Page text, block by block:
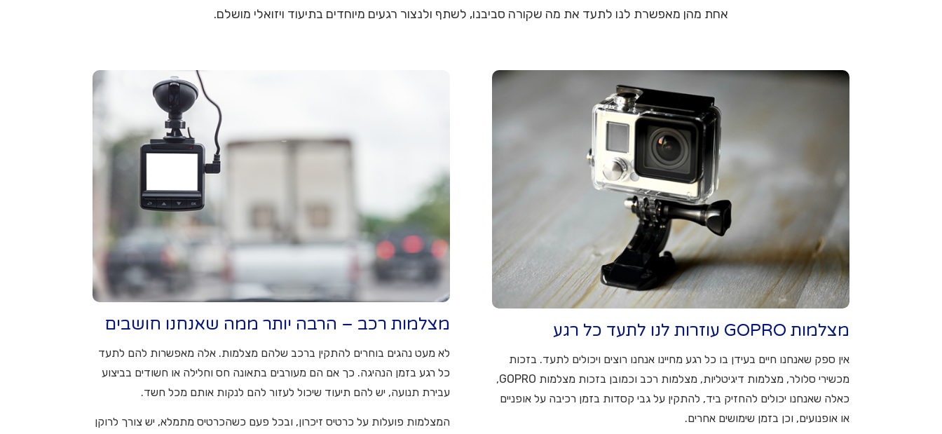
אחת מהן מאפשרת לנו לתעד את מה שקורה סביבנו, לשתף ולנצור רגעים מיוחדים בתיעוד ויזואלי מושלם.
מצלמות GOPRO עוזרות לנו לתעד כל רגע
אין ספק שאנחנו חיים בעידן בו כל רגע מחיינו אנחנו רוצים ויכולים לתעד. בזכות
מכשירי סלולר, מצלמות דיגיטליות, מצלמות רכב וכמובן בזכות מצלמות GOPRO,
כאלה שאנחנו יכולים להחזיק ביד, להתקין על גבי קסדות בזמן רכיבה על אופניים
או אופנועים, וכן בזמן שימושים אחרים.
מצלמות רכב – הרבה יותר ממה שאנחנו חושבים
לא מעט נהגים בוחרים להתקין ברכב שלהם מצלמות. אלה מאפשרות להם לתעד
כל רגע בזמן הנהיגה. כך אם הם מעורבים בתאונה חס וחלילה או חשודים בביצוע
עבירת תנועה, יש להם תיעוד שיכול לעזור להם לנקות אותם מכל חשד.
המצלמות פועלות על כרטיס זיכרון, ובכל פעם כשהכרטיס מתמלא, יש צורך לרוקן